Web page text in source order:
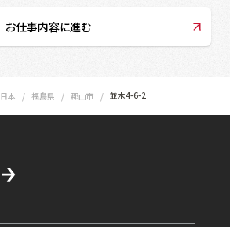
お仕事内容に進む
日本 福島県 郡山市 並木4-6-2